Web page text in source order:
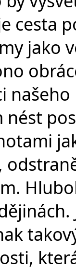
cesta
jako
našeho
nést